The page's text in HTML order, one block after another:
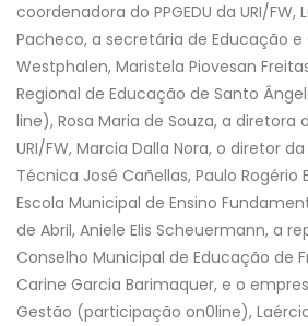
coordenadora do PPGEDU da URI/FW,
Pacheco, a secretária de Educação
Westphalen, Maristela Piovesan
Regional de Educação de Santo
line), Rosa Maria de Souza, a diretora
URI/FW, Marcia Dalla Nora, o diretor
Técnica José Cañellas, Paulo Rogério
Escola Municipal de Ensino
de Abril, Aniele Elis Scheuermann, a
Conselho Municipal de Educação de
Carine Garcia Barimaquer, e o
Gestão (participação on0line),